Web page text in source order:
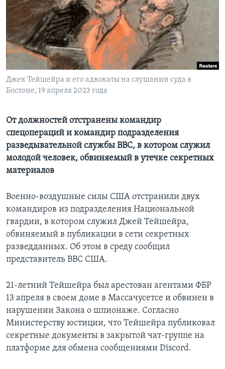
Learning English
СОЦИАЛЬНЫЕ СЕТИ
Языки
Джек Тейшейра и его адвокаты на слушании суда в
Бостоне, 19 апреля 2023 года
От должностей отстранены командир
спецопераций и командир подразделения
разведывательной службы ВВС, в котором служил
молодой человек, обвиняемый в утечке секретных
материалов
Военно-воздушные силы США отстранили двух
командиров из подразделения Национальной
гвардии, в котором служил Джей Тейшейра,
обвиняемый в публикации в сети секретных
разведданных. Об этом в среду сообщил
представитель ВВС США.
21-летний Тейшейра был арестован агентами ФБР
13 апреля в своем доме в Массачусетсе и обвинен в
нарушении Закона о шпионаже. Согласно
Министерству юстиции, что Тейшейра публиковал
секретные документы в закрытой чат-группе на
платформе для обмена сообщениями Discord.